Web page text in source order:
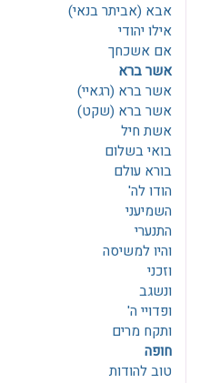
אבא (אביתר בנאי)
אילו יהודי
אם אשכחך
אשר ברא
אשר ברא (רגאיי)
אשר ברא (שקט)
אשת חיל
בואי בשלום
בורא עולם
הודו לה'
השמיעני
התנערי
והיו למשיסה
וזכני
ונשגב
ופדויי ה'
ותקח מרים
חופה
טוב להודות